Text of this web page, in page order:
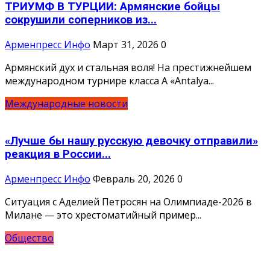
ТРИУМФ В ТУРЦИИ: Армянские бойцы
сокрушили соперников из...
Арменпресс Инфо Март 31, 2026 0
Армянский дух и стальная воля! На престижнейшем
международном турнире класса А «Antalya...
Международные новости
«Лучше бы нашу русскую девочку отправили»
реакция в России...
Арменпресс Инфо Февраль 20, 2026 0
Ситуация с Аделией Петросян на Олимпиаде-2026 в
Милане — это хрестоматийный пример...
Общество